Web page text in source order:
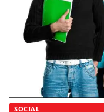
SOCIAL